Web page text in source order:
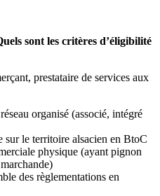
sont les critères d’éligibilité
prestataire de services aux
organisé (associé, intégré
sur le territoire alsacien en BtoC
physique (ayant pignon
des règlementations en